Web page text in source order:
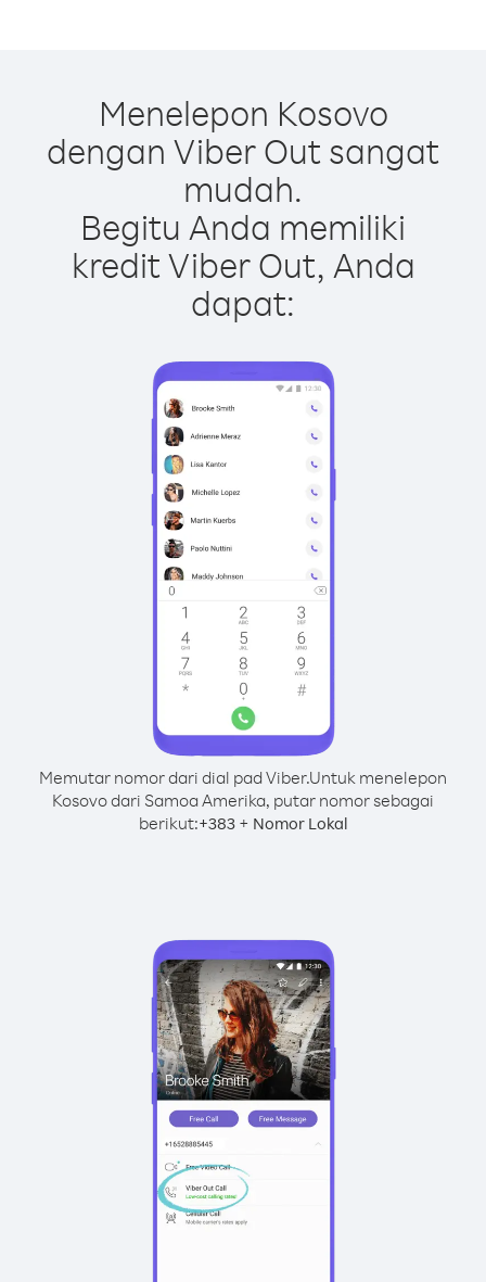
Menelepon Kosovo
dengan Viber Out sangat
mudah.
Begitu Anda memiliki
kredit Viber Out, Anda
dapat:
Memutar nomor dari dial pad Viber.Untuk menelepon
Kosovo dari Samoa Amerika, putar nomor sebagai
berikut:+383+ Nomor Lokal